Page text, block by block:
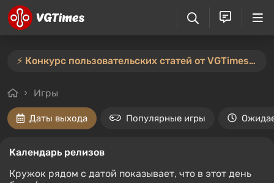
⚡️ Конкурс пользовательских статей от VGTimes продлён — участвуйте тут ⚡️
Игры
Даты выхода Популярные игры
Календарь релизов
Кружок рядом с датой показывает, что в этот день